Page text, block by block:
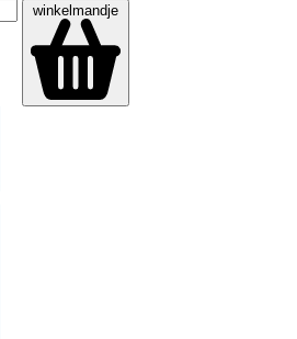
winkelmandje